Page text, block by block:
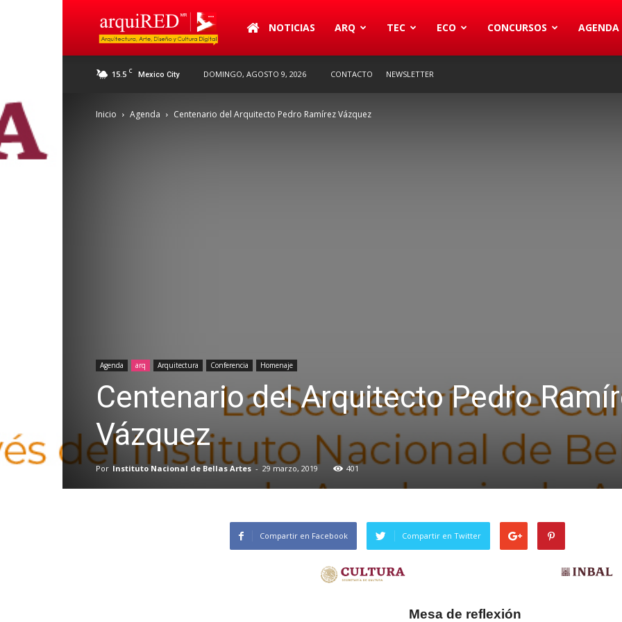
arquiREDNOTICIAS ARQ TEC ECO CONCURSOS AGENDA
15.5 C Mexico City DOMINGO, AGOSTO 9, 2026 CONTACTO NEWSLETTER
Inicio Agenda Centenario del Arquitecto Pedro Ramírez Vázquez
Agenda arq Arquitectura Conferencia Homenaje
Centenario del Arquitecto Pedro
Vázquez
Por Instituto Nacional de Bellas Artes - 29 marzo, 2019 401
Compartir en Facebook Compartir en Twitter
Mesa de reflexión